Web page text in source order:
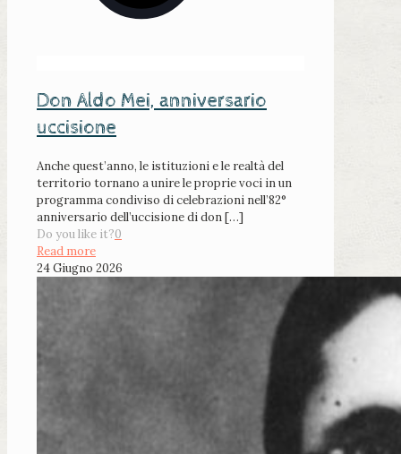
Don Aldo Mei, anniversario
uccisione
Anche quest’anno, le istituzioni e le realtà del
territorio tornano a unire le proprie voci in un
programma condiviso di celebrazioni nell’82°
anniversario dell’uccisione di don[…]
Do you like it?0
Read more
24 Giugno 2026